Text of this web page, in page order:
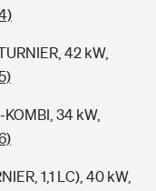
42 kW,
KOMBI, 34 kW,
1,1 LC), 40 kW,